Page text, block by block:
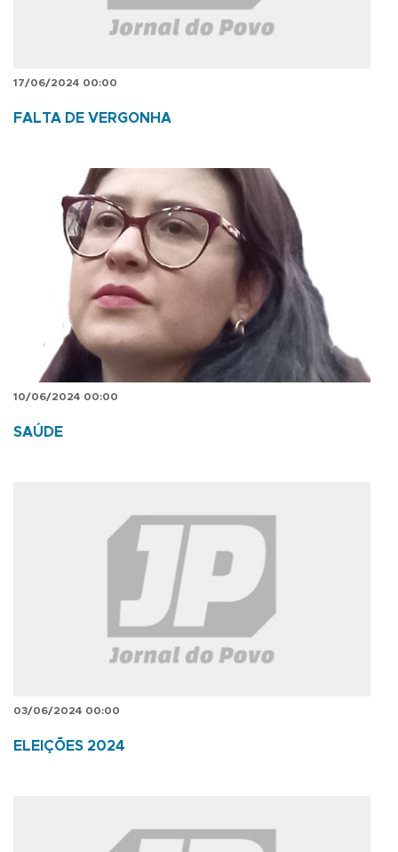
17/06/2024 00:00
FALTA DE VERGONHA
10/06/2024 00:00
SAÚDE
03/06/2024 00:00
ELEIÇÕES 2024